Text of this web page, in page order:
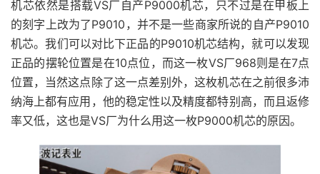
机芯依然是搭载VS厂自产P9000机芯，只不过是在甲板上
的刻字上改为了P9010，并不是一些商家所说的自产P9010
机芯。我们可以对比下正品的P9010机芯结构，就可以发现
正品的摆轮位置是在10点位，而这一枚VS厂968则是在7点
位置，当然这点除了这一点差别外，这枚机芯在之前很多沛
纳海上都有应用，他的稳定性以及精度都特别高，而且返修
率又低，这也是VS厂为什么用这一枚P9000机芯的原因。